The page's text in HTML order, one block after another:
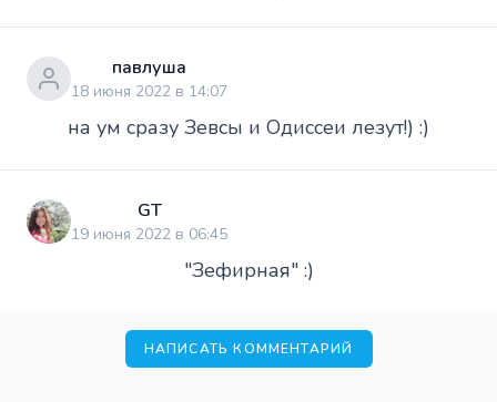
павлуша
18 июня 2022 в 14:07
на ум сразу Зевсы и Одиссеи лезут!) :)
GT
19 июня 2022 в 06:45
"Зефирная" :)
НАПИСАТЬ КОММЕНТАРИЙ